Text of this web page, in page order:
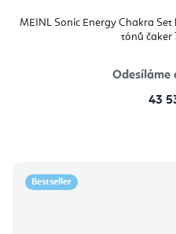
MEINL Sonic Energy Chakra
tónů čaker
Odesíláme
43
Bestseller